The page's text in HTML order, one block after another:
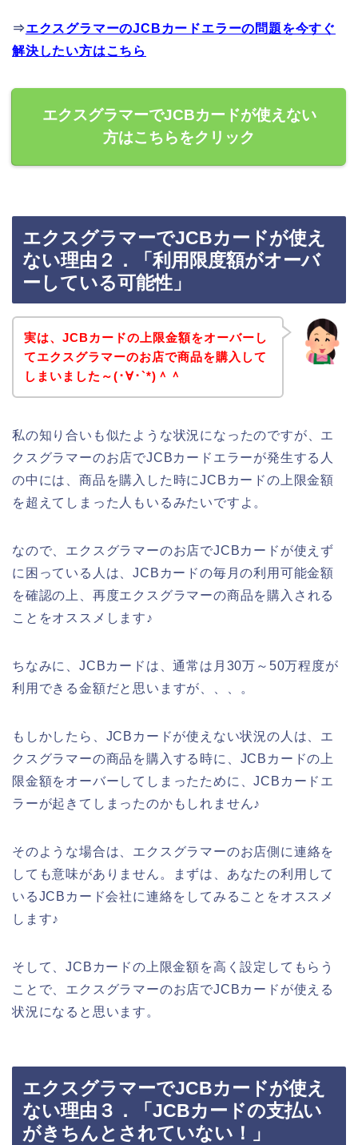
⇒エクスグラマーのJCBカードエラーの問題を今すぐ
解決したい方はこちら
エクスグラマーでJCBカードが使えない
方はこちらをクリック
エクスグラマーでJCBカードが使え
ない理由２．「利用限度額がオーバ
ーしている可能性」
実は、JCBカードの上限金額をオーバーし
てエクスグラマーのお店で商品を購入して
しまいました～(･∀･`*)＾＾
私の知り合いも似たような状況になったのですが、エ
クスグラマーのお店でJCBカードエラーが発生する人
の中には、商品を購入した時にJCBカードの上限金額
を超えてしまった人もいるみたいですよ。
なので、エクスグラマーのお店でJCBカードが使えず
に困っている人は、JCBカードの毎月の利用可能金額
を確認の上、再度エクスグラマーの商品を購入される
ことをオススメします♪
ちなみに、JCBカードは、通常は月30万～50万程度が
利用できる金額だと思いますが、、、。
もしかしたら、JCBカードが使えない状況の人は、エ
クスグラマーの商品を購入する時に、JCBカードの上
限金額をオーバーしてしまったために、JCBカードエ
ラーが起きてしまったのかもしれません♪
そのような場合は、エクスグラマーのお店側に連絡を
しても意味がありません。まずは、あなたの利用して
いるJCBカード会社に連絡をしてみることをオススメ
します♪
そして、JCBカードの上限金額を高く設定してもらう
ことで、エクスグラマーのお店でJCBカードが使える
状況になると思います。
エクスグラマーでJCBカードが使え
ない理由３．「JCBカードの支払い
がきちんとされていない！」